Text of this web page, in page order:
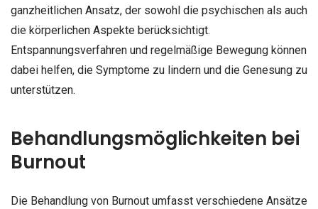
ganzheitlichen Ansatz, der sowohl die psychischen als auch
die körperlichen Aspekte berücksichtigt.
Entspannungsverfahren und regelmäßige Bewegung können
dabei helfen, die Symptome zu lindern und die Genesung zu
unterstützen.
Behandlungsmöglichkeiten bei
Burnout
Die Behandlung von Burnout umfasst verschiedene Ansätze